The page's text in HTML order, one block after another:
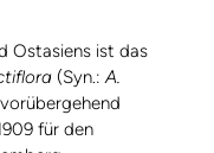
Ostasiens ist das
(Syn.:A.
für den